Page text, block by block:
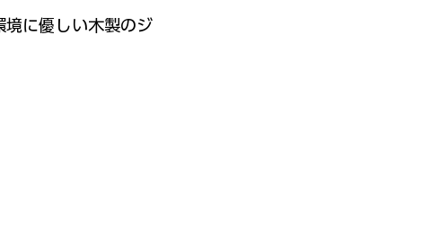
境に優しい木製のジ